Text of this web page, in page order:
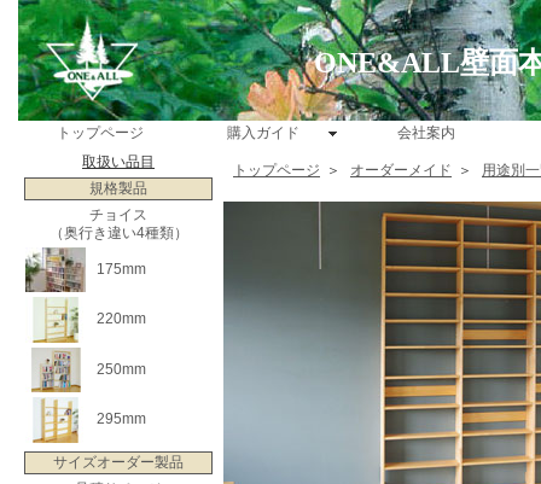
ONE&ALL壁面
トップページ 購入ガイド
会社案内
取扱い品目
規格製品
チョイス
（奥行き違い4種類）
175mm
220mm
250mm
295mm
サイズオーダー製品
トップページ ＞ オーダーメイド ＞ 用途別